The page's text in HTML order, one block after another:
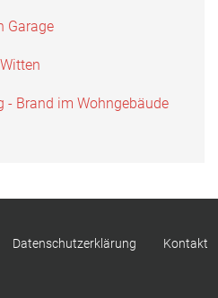
Garage
- Brand im Wohngebäude
Datenschutzerklärung Kontakt